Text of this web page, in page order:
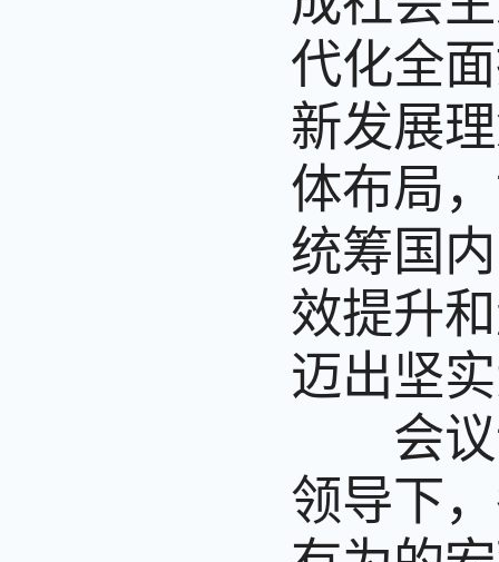
代化全
新发展
体布局
统筹国
效提升
迈出坚
会议
领导下